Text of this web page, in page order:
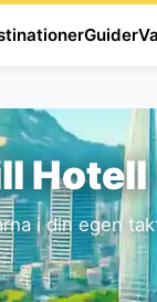
Guider
Hotell
i din egen